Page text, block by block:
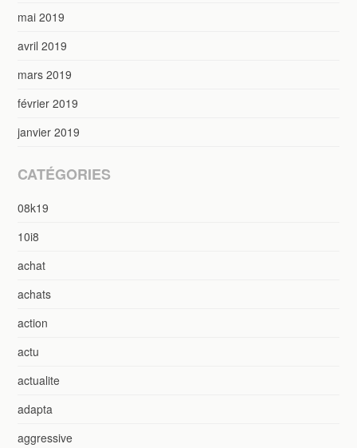
mai 2019
avril 2019
mars 2019
février 2019
janvier 2019
CATÉGORIES
08k19
10i8
achat
achats
action
actu
actualite
adapta
aggressive